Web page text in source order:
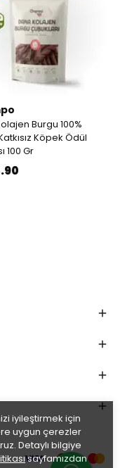
iyileştirmek için
uygun çerezler
Detaylı bilgiye
sayfamızdan
Burgu 100%
Köpek Ödül
100 Gr